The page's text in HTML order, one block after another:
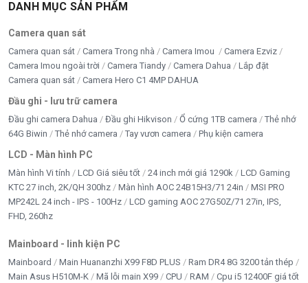
chi phí thi công
CPU - BỘ XỬ LÝ
DÂY CÁP - CHUYỂN ĐỔI
DÂY MẠNG
Di chuyển
DỊCH VỤ SỬA CHỮA
ĐỒ CHƠI ĐỘC - LẠ
Google Merchant
HDD - SSD -M2
DANH MỤC SẢN PHẨM
Camera quan sát
Camera quan sát Camera Trong nhà Camera Imou
Camera Ezviz
Camera Imou ngoài trời
Camera Tiandy Camera Dahua
Lắp đặt
Camera quan sát
Camera Hero C1 4MP DAHUA
Đầu ghi - lưu trữ camera
Đầu ghi camera Dahua Đầu ghi Hikvison Ổ cứng 1TB camera
Thẻ nhớ
64G Biwin
Thẻ nhớ camera Tay vươn camera Phụ kiện camera
LCD - Màn hình PC
Màn hình Vi tính LCD Giá siêu tốt 24 inch mới giá 1290k
LCD Gaming
KTC 27 inch, 2K/QH 300hz
Màn hình AOC 24B15H3/71 24in
MSI PRO
MP242L 24 inch - IPS - 100Hz
LCD gaming AOC 27G50Z/71 27in, IPS,
FHD, 260hz
Mainboard - linh kiện PC
Mainboard Main Huananzhi X99 F8D PLUS
Ram DR4 8G 3200 tản thép
Main Asus H510M-K
Mã lỗi main X99 CPU RAM Cpu i5 12400F giá tốt